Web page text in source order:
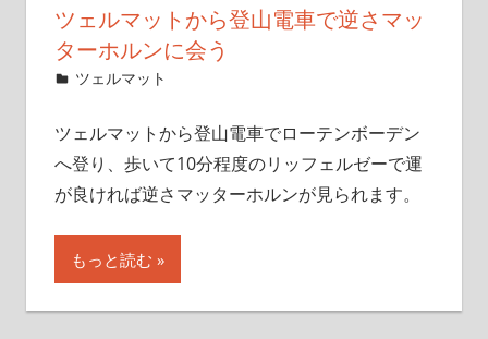
ツェルマットから登山電車で逆さマッ
ターホルンに会う
2019年12月2日
管理者
ツェルマット
ツェルマットから登山電車でローテンボーデン
へ登り、歩いて10分程度のリッフェルゼーで運
が良ければ逆さマッターホルンが見られます。
もっと読む